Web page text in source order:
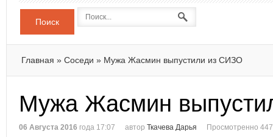
Поиск
Главная » Соседи » Мужа Жасмин выпустили из СИЗО
Мужа Жасмин
06 Августа 2016 года 17:07 автор Ткачева Дарья Просмотренно